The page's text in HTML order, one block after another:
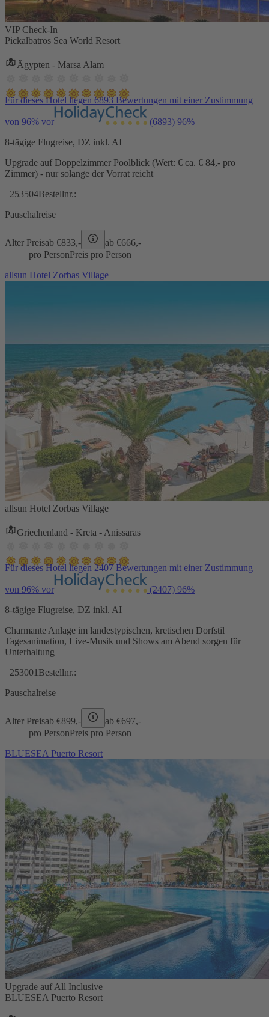
VIP Check-In
Pickalbatros Sea World Resort
Ägypten - Marsa Alam
Für dieses Hotel liegen 6893 Bewertungen mit einer Zustimmung
von 96% vor (6893) 96%
8-tägige Flugreise, DZ inkl. AI
Upgrade auf Doppelzimmer Poolblick (Wert: € ca. € 84,- pro
Zimmer) - nur solange der Vorrat reicht
253504Bestellnr.:
Pauschalreise
Alter Preisab €833,- ab €666,-
pro PersonPreis pro Person
allsun Hotel Zorbas Village
allsun Hotel Zorbas Village
Griechenland - Kreta - Anissaras
Für dieses Hotel liegen 2407 Bewertungen mit einer Zustimmung
von 96% vor (2407) 96%
8-tägige Flugreise, DZ inkl. AI
Charmante Anlage im landestypischen, kretischen Dorfstil
Tagesanimation, Live-Musik und Shows am Abend sorgen für
Unterhaltung
253001 Bestellnr.:
Pauschalreise
Alter Preisab €899,- ab €697,-
pro PersonPreis pro Person
BLUESEA Puerto Resort
Upgrade auf All Inclusive
BLUESEA Puerto Resort